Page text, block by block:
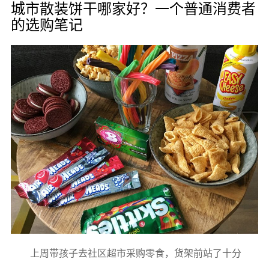
城市散装饼干哪家好？一个普通消费者
的选购笔记
上周带孩子去社区超市采购零食，货架前站了十分